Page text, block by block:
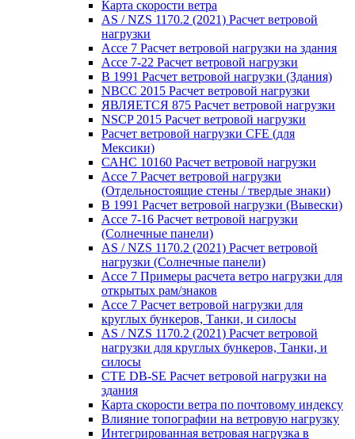
Карта скорости ветра
AS / NZS 1170.2 (2021) Расчет ветровой
нагрузки
Ассе 7 Расчет ветровой нагрузки на здания
Ассе 7-22 Расчет ветровой нагрузки
В 1991 Расчет ветровой нагрузки (Здания)
NBCC 2015 Расчет ветровой нагрузки
ЯВЛЯЕТСЯ 875 Расчет ветровой нагрузки
NSCP 2015 Расчет ветровой нагрузки
Расчет ветровой нагрузки CFE (для
Мексики)
САНС 10160 Расчет ветровой нагрузки
Ассе 7 Расчет ветровой нагрузки
(Отдельностоящие стены / твердые знаки)
В 1991 Расчет ветровой нагрузки (Вывески)
Ассе 7-16 Расчет ветровой нагрузки
(Солнечные панели)
AS / NZS 1170.2 (2021) Расчет ветровой
нагрузки (Солнечные панели)
Ассе 7 Примеры расчета ветро нагрузки для
открытых рам/знаков
Ассе 7 Расчет ветровой нагрузки для
круглых бункеров, Танки, и силосы
AS / NZS 1170.2 (2021) Расчет ветровой
нагрузки для круглых бункеров, Танки, и
силосы
CTE DB-SE Расчет ветровой нагрузки на
здания
Карта скорости ветра по почтовому индексу
Влияние топографии на ветровую нагрузку
Интегрированная ветровая нагрузка в